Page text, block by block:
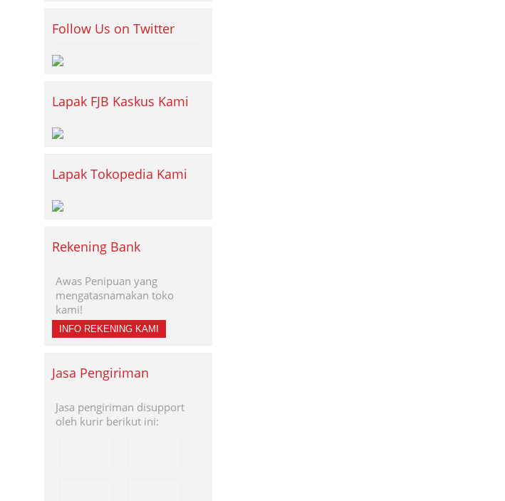
Follow Us on Twitter
Lapak FJB Kaskus Kami
Lapak Tokopedia Kami
Rekening Bank
Awas Penipuan yang
mengatasnamakan toko
kami!
INFO REKENING KAMI
Jasa Pengiriman
Jasa pengiriman disupport
oleh kurir berikut ini: